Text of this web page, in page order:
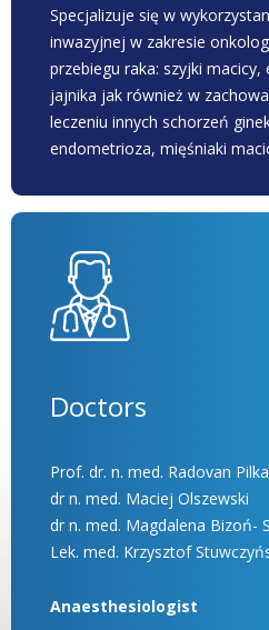
Specjalizuje się w
inwazyjnej w zakresie
przebiegu raka: szyjki
jajnika jak również w
leczeniu innych schorzeń
endometrioza, mięśniaki
Doctors
Prof. dr. n. med. Radovan Pilka
dr n. med. Maciej Olszewski
dr n. med. Magdalena Bizoń-
Lek. med. Krzysztof
Anaesthesiologist